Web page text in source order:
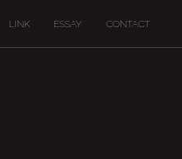
LINK ESSAY CONTACT